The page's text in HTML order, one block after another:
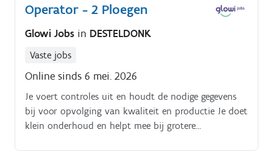
Operator - 2 Ploegen
Glowi Jobs in DESTELDONK
Vaste jobs
Online sinds 6 mei. 2026
Je voert controles uit en houdt de nodige gegevens
bij voor opvolging van kwaliteit en productie Je doet
klein onderhoud en helpt mee bij grotere